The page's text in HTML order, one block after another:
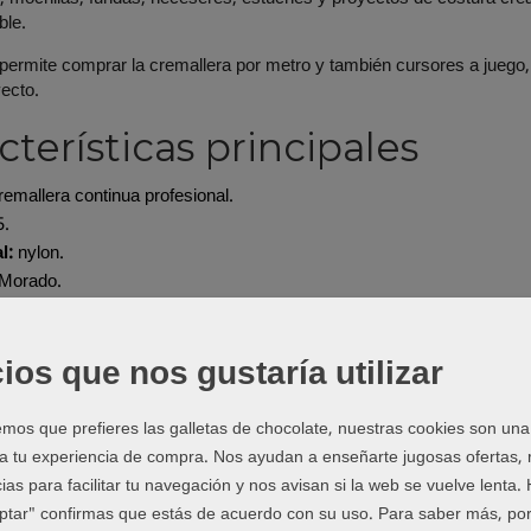
comprar la cremallera por metro y también cursores a
principales
continua profesional.
nylon.
Morado.
bolsos, mochilas, fundas, neceseres y accesorios
qué proyectos sirve?
mochilas de uso diario.
estuches y monederos.
que nos gustaría utilizar
que prefieres las galletas de chocolate, nuestras cookies son
tu experiencia de compra. Nos ayudan a enseñarte jugosas ofertas,
para facilitar tu navegación y nos avisan si la web se vuelve lenta.
confirmas que estás de acuerdo con su uso. Para saber más,